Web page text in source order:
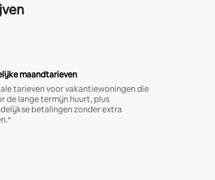
maandtarieven
tarieven voor vakantiewoningen die
de lange termijn huurt, plus
betalingen zonder extra